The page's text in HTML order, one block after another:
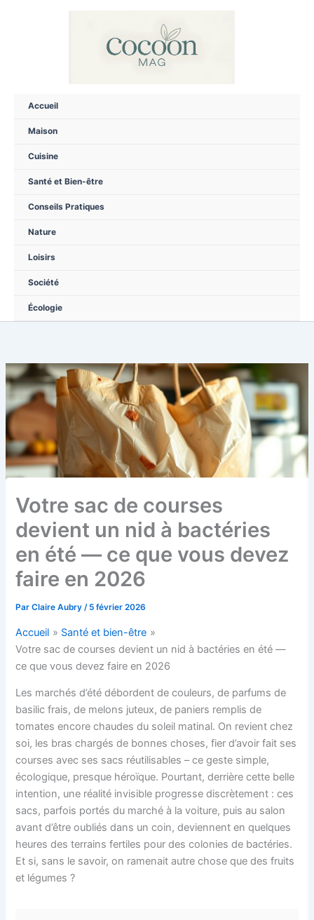
Accueil
Maison
Cuisine
Santé et Bien-être
Conseils Pratiques
Nature
Loisirs
Société
Écologie
Votre sac de courses
devient un nid à bactéries
en été — ce que vous devez
faire en 2026
ParClaire Aubry / 5 février 2026
Accueil
Santé et bien-être
Votre sac de courses devient un nid à bactéries en été —
ce que vous devez faire en 2026
Les marchés d’été débordent de couleurs, de parfums de
basilic frais, de melons juteux, de paniers remplis de
tomates encore chaudes du soleil matinal. On revient chez
soi, les bras chargés de bonnes choses, fier d’avoir fait ses
courses avec ses sacs réutilisables – ce geste simple,
écologique, presque héroïque. Pourtant, derrière cette belle
intention, une réalité invisible progresse discrètement : ces
sacs, parfois portés du marché à la voiture, puis au salon
avant d’être oubliés dans un coin, deviennent en quelques
heures des terrains fertiles pour des colonies de bactéries.
Et si, sans le savoir, on ramenait autre chose que des fruits
et légumes ?